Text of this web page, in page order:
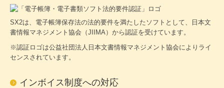
SX2は、電子帳簿保存法の法的要件を満たしたソフトとして、日本文
書情報マネジメント協会（JIIMA）から認証を受けています。
※認証ロゴは公益社団法人日本文書情報マネジメント協会によりライ
センスされています。
インボイス制度への対応